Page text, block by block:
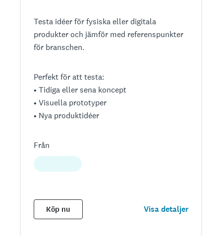
Testa idéer för fysiska eller digitala
produkter och jämför med referenspunkter
för branschen.
Perfekt för att testa:
• Tidiga eller sena koncept
• Visuella prototyper
• Nya produktidéer
Från
Köp nu Visa detaljer